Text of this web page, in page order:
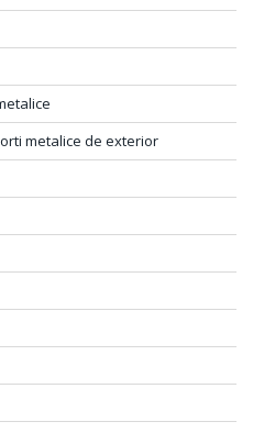
metalice de exterior